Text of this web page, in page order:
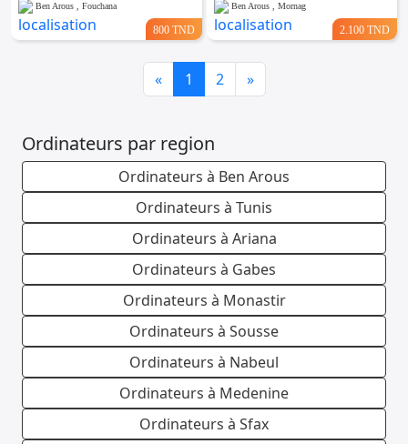
Ben Arous , Fouchana
800 TND
Ben Arous , Mornag
2.100 TND
«Previous
1 2 »Next
Ordinateurs par region
Ordinateurs à Ben Arous
Ordinateurs à Tunis
Ordinateurs à Ariana
Ordinateurs à Gabes
Ordinateurs à Monastir
Ordinateurs à Sousse
Ordinateurs à Nabeul
Ordinateurs à Medenine
Ordinateurs à Sfax